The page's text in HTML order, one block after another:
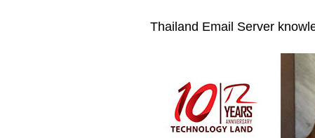
Thailand Email Server